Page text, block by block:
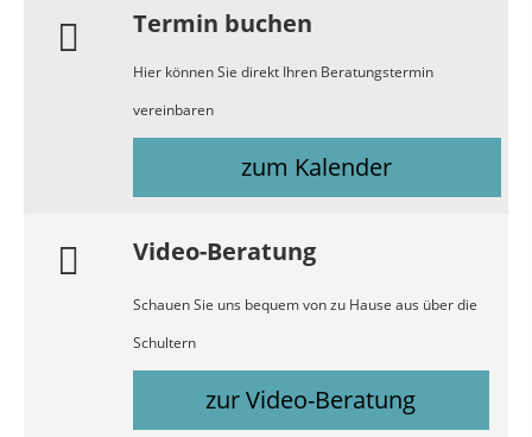
Termin buchen
Hier können Sie direkt Ihren Beratungstermin
vereinbaren
zum Kalender
Video-Beratung
Schauen Sie uns bequem von zu Hause aus über die
Schultern
zur Video-Beratung